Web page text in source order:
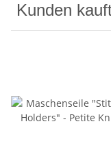
Kunden